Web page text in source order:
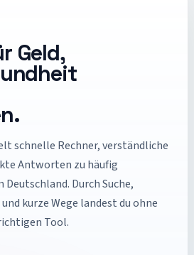
Geld,
schnelle Rechner, verständliche
Antworten zu häufig
Durch Suche,
kurze Wege landest du ohne
Tool.